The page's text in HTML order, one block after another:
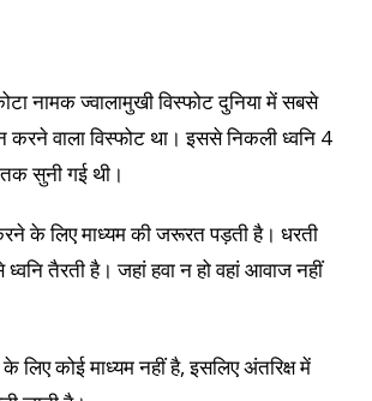
नामक ज्वालामुखी विस्फोट दुनिया में सबसे
करने वाला विस्फोट था। इससे निकली ध्वनि 4
तक सुनी गई थी।
के लिए माध्यम की जरूरत पड़ती है। धरती
तैरती है। जहां हवा न हो वहां आवाज नहीं
के लिए कोई माध्यम नहीं है, इसलिए अंतरिक्ष में